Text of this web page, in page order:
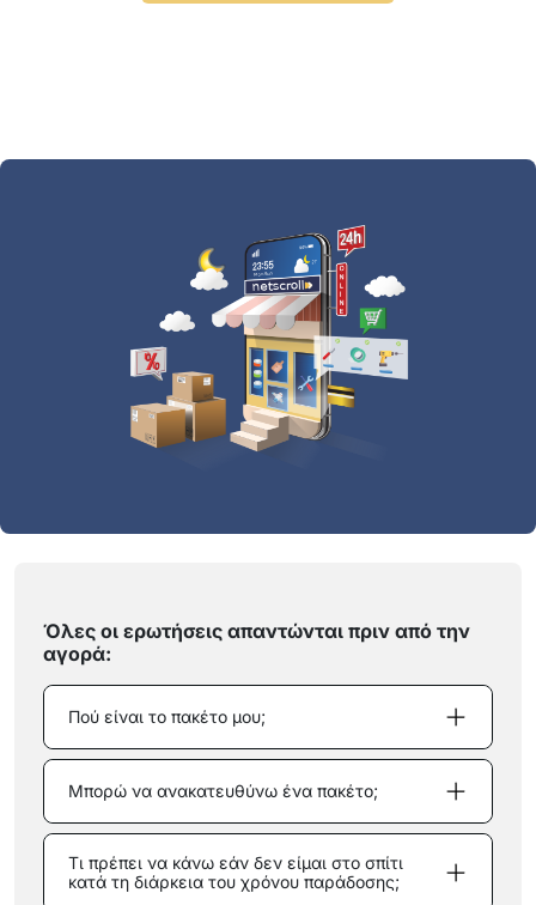
Όλες οι ερωτήσεις απαντώνται πριν από την
αγορά:
Πού είναι το πακέτο μου;
Μπορώ να ανακατευθύνω ένα πακέτο;
Τι πρέπει να κάνω εάν δεν είμαι στο σπίτι
κατά τη διάρκεια του χρόνου παράδοσης;